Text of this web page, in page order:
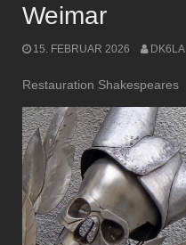
Weimar
15. FEBRUAR 2026 DK6LA
Restauration Shakespeares